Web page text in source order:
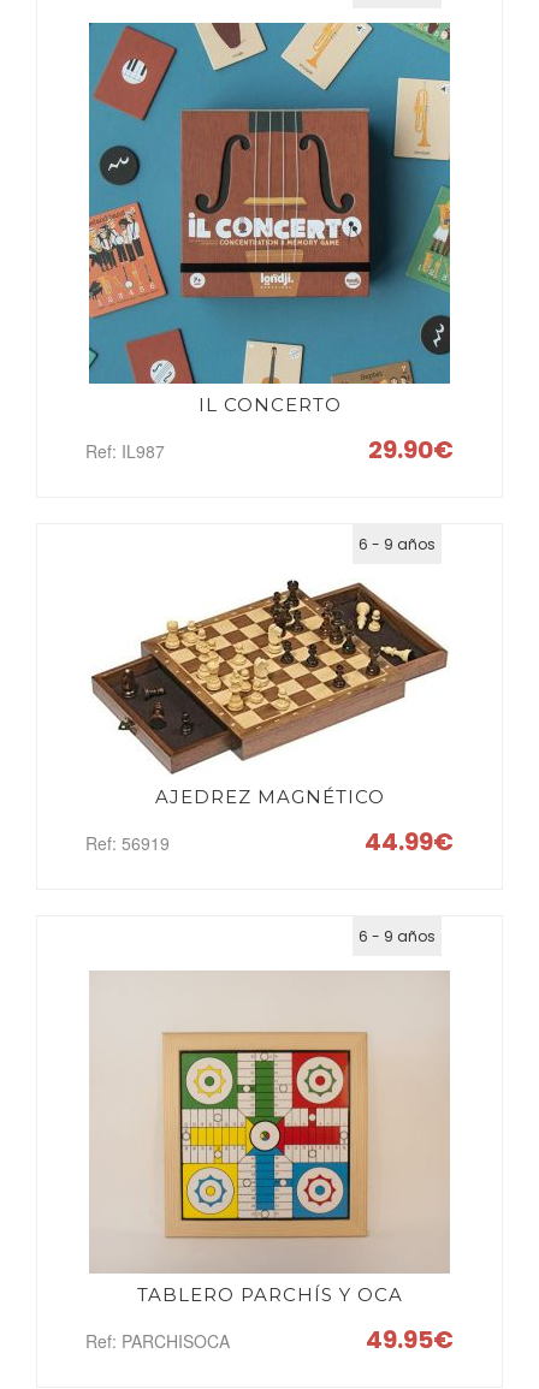
IL CONCERTO
Ref: IL987 29.90€
6 - 9 años
AJEDREZ MAGNÉTICO
Ref: 56919 44.99€
6 - 9 años
TABLERO PARCHÍS Y OCA
Ref: PARCHISOCA 49.95€